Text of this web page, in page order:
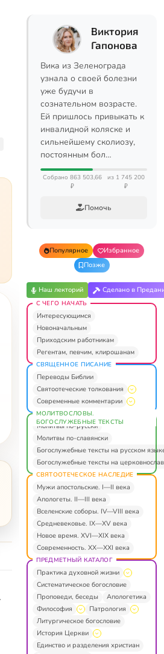
Виктория
Гапонова
Вика из Зеленограда
узнала о своей болезни
уже будучи в
сознательном возрасте.
Ей пришлось привыкать к
инвалидной коляске и
сильнейшему сколиозу,
постоянным бол…
Собрано 863 503,66
₽
из 1 745 200
₽
Помочь
Популярное
Избранное
Позже
Наш лекторий Сделано в
С ЧЕГО НАЧАТЬ
Интересующимся
Новоначальным
Приходским работникам
Регентам, певчим, клирошанам
СВЯЩЕННОЕ ПИСАНИЕ
Переводы Библии
Святоотеческие толкования
Современные комментарии
МОЛИТВОСЛОВЫ.
БОГОСЛУЖЕБНЫЕ ТЕКСТЫ
Молитвы по-русски
Молитвы по-славянски
Богослужебные тексты на русском
Богослужебные тексты на
СВЯТООТЕЧЕСКОЕ НАСЛЕДИЕ
Мужи апостольские. I—II века
Апологеты. II—III века
Вселенские соборы. IV—VIII века
Средневековье. IX—XV века
Новое время. XVI—XIX века
Современность. XX—XXI века
ПРЕДМЕТНЫЙ КАТАЛОГ
Практика духовной жизни
Систематическое богословие
Проповеди, беседы
Апологетика
Философия
Патрология
Литургическое богословие
История Церкви
Единство и разделения христиан